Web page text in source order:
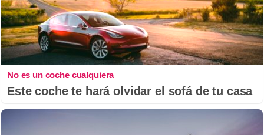
No es un coche cualquiera
Este coche te hará olvidar el sofá de tu casa